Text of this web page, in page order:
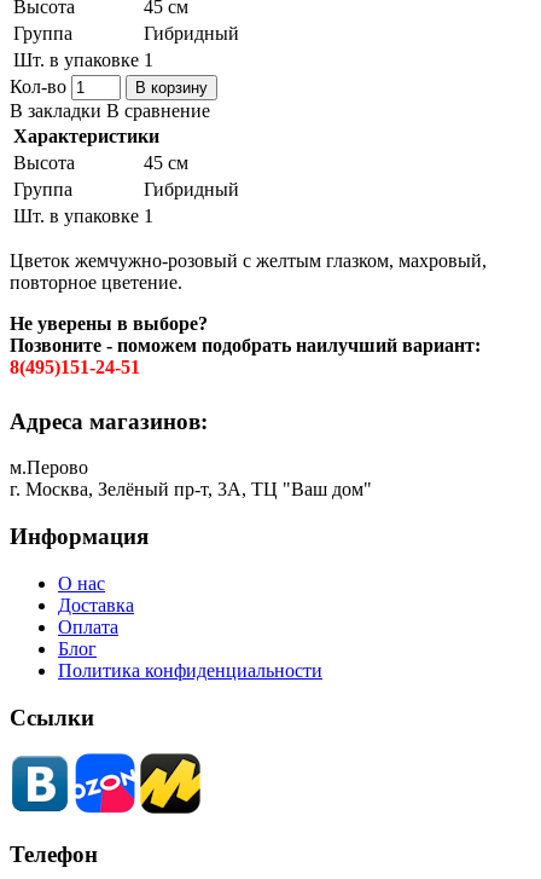
Высота
45 см
Группа
Гибридный
Шт. в упаковке 1
Кол-во
В корзину
В закладки В сравнение
Характеристики
Высота
45 см
Группа
Гибридный
Шт. в упаковке 1
Цветок жемчужно-розовый с желтым глазком, махровый,
повторное цветение.
Не уверены в выборе?
Позвоните - поможем подобрать наилучший вариант:
8(495)151-24-51
Адреса магазинов:
м.Перово
г. Москва, Зелёный пр-т, 3А, ТЦ "Ваш дом"
Информация
О нас
Доставка
Оплата
Блог
Политика конфиденциальности
Ссылки
Телефон